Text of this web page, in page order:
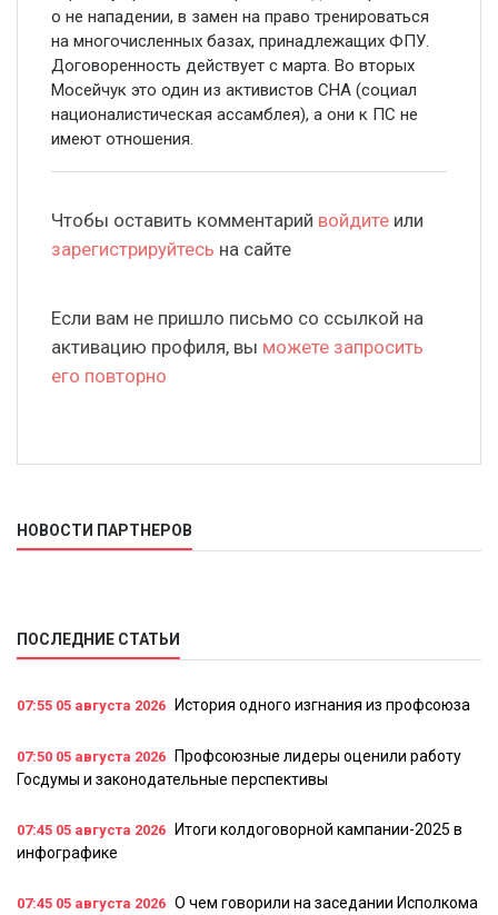
о не нападении, в замен на право тренироваться
на многочисленных базах, принадлежащих ФПУ.
Договоренность действует с марта. Во вторых
Мосейчук это один из активистов СНА (социал
националистическая ассамблея), а они к ПС не
имеют отношения.
Чтобы оставить комментарий войдите или
зарегистрируйтесь на сайте
Если вам не пришло письмо со ссылкой на
активацию профиля, вы можете запросить
его повторно
НОВОСТИ ПАРТНЕРОВ
ПОСЛЕДНИЕ СТАТЬИ
07:55 05 августа 2026 История одного изгнания из профсоюза
07:50 05 августа 2026
Профсоюзные лидеры оценили работу
Госдумы и законодательные перспективы
07:45 05 августа 2026
Итоги колдоговорной кампании-2025 в
инфографике
07:45 05 августа 2026 О чем говорили на заседании Исполкома